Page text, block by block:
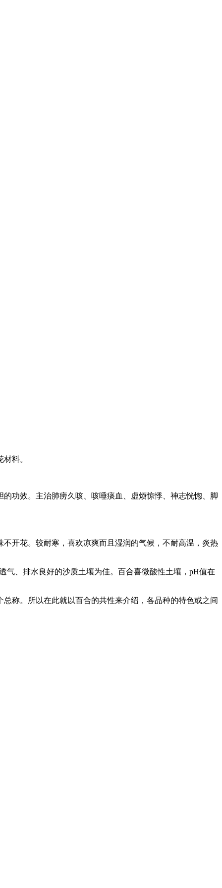
料。
功效。主治肺痨久咳、咳唾痰血、虚烦惊悸、神志恍惚、脚
开花。较耐寒，喜欢凉爽而且湿润的气候，不耐高温，炎热
、排水良好的沙质土壤为佳。百合喜微酸性土壤，pH值在
称。所以在此就以百合的共性来介绍，各品种的特色或之间